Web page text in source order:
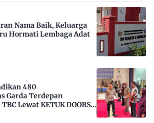
Nama Baik, Keluarga
Hormati Lembaga Adat
480
Garda Terdepan
Lewat KETUK DOORS